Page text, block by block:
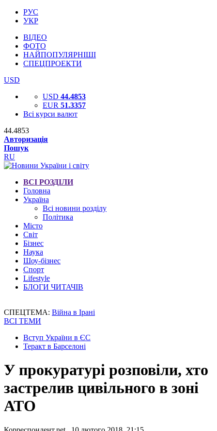
РУС
УКР
ВІДЕО
ФОТО
НАЙПОПУЛЯРНІШІ
СПЕЦПРОЕКТИ
USD
USD 44.4853
EUR 51.3357
Всі курси валют
44.4853
Авторизація
Пошук
RU
ВСІ РОЗДІЛИ
Головна
Україна
Всі новини розділу
Політика
Місто
Світ
Бізнес
Наука
Шоу-бізнес
Спорт
Lifestyle
БЛОГИ ЧИТАЧІВ
СПЕЦТЕМА: Війна в Ірані
ВСІ ТЕМИ
Вступ України в ЄС
Теракт в Барселоні
У прокуратурі розповіли, хто
застрелив цивільного в зоні
АТО